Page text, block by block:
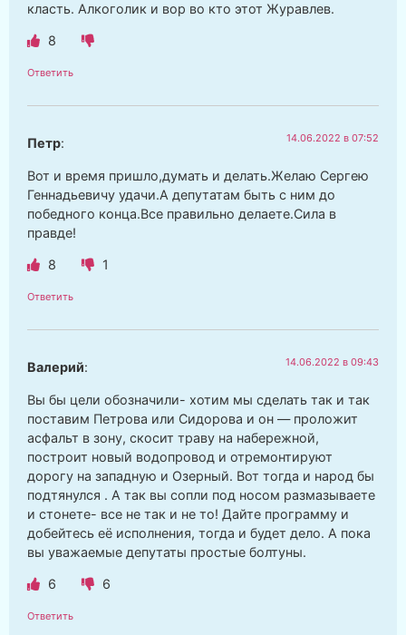
класть. Алкоголик и вор во кто этот Журавлев.
8
Ответить
Петр: 14.06.2022 в 07:52
Вот и время пришло,думать и делать.Желаю Сергею
Геннадьевичу удачи.А депутатам быть с ним до
победного конца.Все правильно делаете.Сила в
правде!
8 1
Ответить
Валерий: 14.06.2022 в 09:43
Вы бы цели обозначили- хотим мы сделать так и так
поставим Петрова или Сидорова и он — проложит
асфальт в зону, скосит траву на набережной,
построит новый водопровод и отремонтируют
дорогу на западную и Озерный. Вот тогда и народ бы
подтянулся . А так вы сопли под носом размазываете
и стонете- все не так и не то! Дайте программу и
добейтесь её исполнения, тогда и будет дело. А пока
вы уважаемые депутаты простые болтуны.
6 6
Ответить